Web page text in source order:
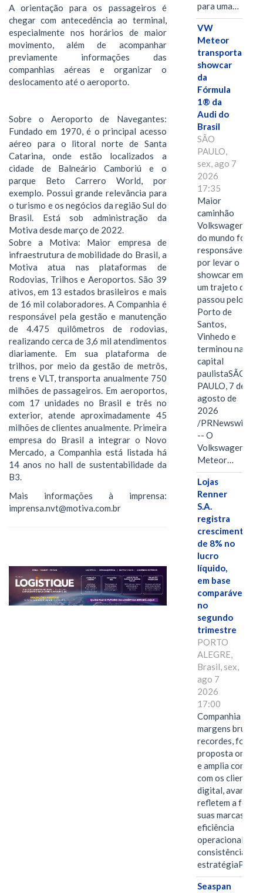
A orientação para os passageiros é
chegar com antecedência ao terminal,
especialmente nos horários de maior
movimento, além de acompanhar
previamente informações das
companhias aéreas e organizar o
deslocamento até o aeroporto.
Sobre o Aeroporto de Navegantes:
Fundado em 1970, é o principal acesso
aéreo para o litoral norte de Santa
Catarina, onde estão localizados a
cidade de Balneário Camboriú e o
parque Beto Carrero World, por
exemplo. Possui grande relevância para
o turismo e os negócios da região Sul do
Brasil. Está sob administração da
Motiva desde março de 2022.
Sobre a Motiva: Maior empresa de
infraestrutura de mobilidade do Brasil, a
Motiva atua nas plataformas de
Rodovias, Trilhos e Aeroportos. São 39
ativos, em 13 estados brasileiros e mais
de 16 mil colaboradores. A Companhia é
responsável pela gestão e manutenção
de 4.475 quilômetros de rodovias,
realizando cerca de 3,6 mil atendimentos
diariamente. Em sua plataforma de
trilhos, por meio da gestão de metrôs,
trens e VLT, transporta anualmente 750
milhões de passageiros. Em aeroportos,
com 17 unidades no Brasil e três no
exterior, atende aproximadamente 45
milhões de clientes anualmente. Primeira
empresa do Brasil a integrar o Novo
Mercado, a Companhia está listada há
14 anos no hall de sustentabilidade da
B3.
Mais informações à imprensa:
imprensa.nvt@motiva.com.br
para uma…
VW
Meteor
transporta
showcar
da
Fórmula
1® da
Audi do
Brasil
SÃO
PAULO,
sex, ago 7
2026
17:35
Maior
caminhão
Volkswagen
do mundo foi
responsável
por levar o
showcar em
um trajeto que
passou pelo
Porto de
Santos,
Vinhedo e
terminou na
capital
paulistaSÃO
PAULO, 7 de
agosto de
2026
/PRNewswire/
-- O
Volkswagen
Meteor…
Lojas
Renner
S.A.
registra
crescimento
de 8% no
lucro
líquido,
em base
comparável,
no
segundo
trimestre
PORTO
ALEGRE,
Brasil, sex,
ago 7
2026
17:00
Companhia
margens brutas
recordes,
proposta
e amplia
com os clientes
digital, avanços
refletem a força
suas marcas, a
eficiência
operacional e a
consistência de
Seaspan